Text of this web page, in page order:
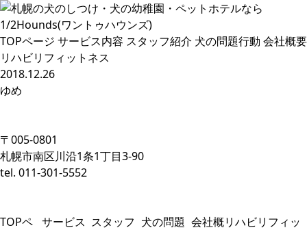
TOPページ サービス内容 スタッフ紹介 犬の問題行動 会社概要
リハビリフィットネス
2018.12.26
ゆめ
〒005-0801
札幌市南区川沿1条1丁目3-90
tel. 011-301-5552
TOPペ サービス スタッフ 犬の問題 会社概リハビリフィッ